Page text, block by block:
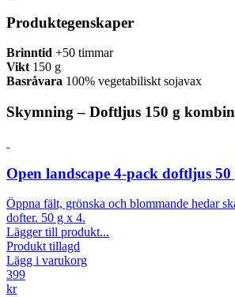
Produktegenskaper
Brinntid +50 timmar
Vikt150 g
Basråvara 100% vegetabiliskt sojavax
Skymning – Doftljus 150 g
Open landscape 4-pack doftljus 50
Öppna fält, grönska och blommande hedar
dofter. 50 g x 4.
Lägger till produkt...
Produkt tillagd
Lägg i varukorg
399
kr